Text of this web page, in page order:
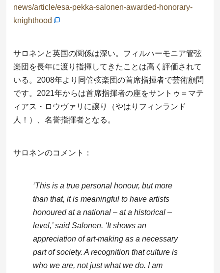
news/article/esa-pekka-salonen-awarded-honorary-
knighthood
サロネンと英国の関係は深い。フィルハーモニア管弦
楽団を長年に渡り指揮してきたことは高く評価されて
いる。2008年より同管弦楽団の首席指揮者で芸術顧問
です。2021年からは首席指揮者の座をサントゥ＝マテ
ィアス・ロウヴァリに譲り（やはりフィンランド
人！）、名誉指揮者となる。
サロネンのコメント：
‘This is a true personal honour, but more
than that, it is meaningful to have artists
honoured at a national – at a historical –
level,’ said Salonen. ‘It shows an
appreciation of art-making as a necessary
part of society. A recognition that culture is
who we are, not just what we do. I am